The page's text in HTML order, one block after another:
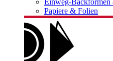
Einweg-
Papiere & Folien